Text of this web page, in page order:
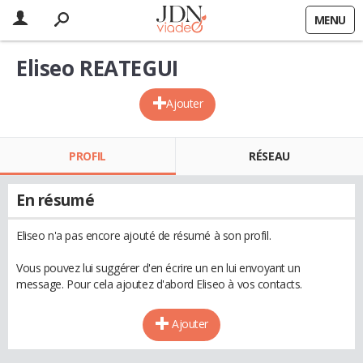
MENU
Ajouter
Eliseo REATEGUI
PROFIL RÉSEAU
En résumé
Eliseo n'a pas encore ajouté de résumé à son profil.
Vous pouvez lui suggérer d'en écrire un en lui envoyant un
message. Pour cela ajoutez d'abord Eliseo à vos contacts.
Ajouter